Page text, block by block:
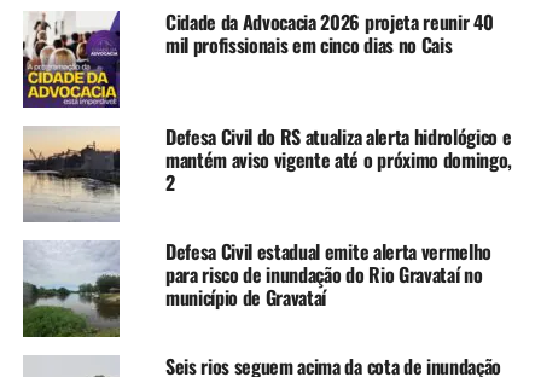
reportaram danos à Defesa Civil:
Cachoeira do Sul
registrados às margens da BR-153. A área foi
sinalizada para segurança.
Capão da Canoa– Queda de estrutura de prédio
em construção sobre uma residência.
Capivari do Sul– Dois postes de energia elétrica
caíram na RSC-101.
Cerro Grande do Sul– Relatado o isolamento de
área e queda de poste de energia.
Cidade da Advocacia 2026 projeta reunir 40
mil profissionais em cinco dias no Cais
Defesa Civil do RS atualiza alerta hidrológico e
mantém aviso vigente até o próximo domingo,
2
Defesa Civil estadual emite alerta vermelho
para risco de inundação do Rio Gravataí no
município de Gravataí
Seis rios seguem acima da cota de inundação